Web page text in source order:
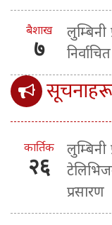
बैशाख
७
लुम्बिनी
सूचनाहरू
कार्तिक
२६
लुम्बिनी
प्रसारण